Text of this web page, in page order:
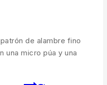
de alambre fino
una micro púa y una